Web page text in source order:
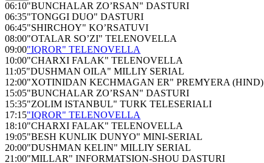
06:10"BUNCHALAR ZO’RSAN" DASTURI
06:35"TONGGI DUO" DASTURI
06:45"SHIRCHOY" KO’RSATUVI
08:00"OTALAR SO’ZI" TELENOVELLA
09:00"IQROR" TELENOVELLA
10:00"CHARXI FALAK" TELENOVELLA
11:05"DUSHMAN OILA" MILLIY SERIAL
12:00"XOTINIDAN KECHMAGAN ER" PREMYERA (HIND)
15:05"BUNCHALAR ZO’RSAN" DASTURI
15:35"ZOLIM ISTANBUL" TURK TELESERIALI
17:15"IQROR" TELENOVELLA
18:10"CHARXI FALAK" TELENOVELLA
19:05"BESH KUNLIK DUNYO" MINI-SERIAL
20:00"DUSHMAN KELIN" MILLIY SERIAL
21:00"MILLAR" INFORMATSION-SHOU DASTURI